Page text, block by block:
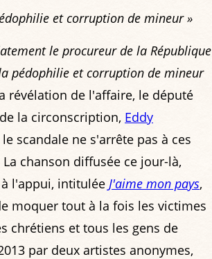
et corruption de mineur »
le procureur de la République
pédophilie et corruption de mineur
révélation de l'affaire, le député
la circonscription, Eddy
scandale ne s'arrête pas à ces
chanson diffusée ce jour-là,
l'appui, intitulée J'aime mon pays,
moquer tout à la fois les victimes
chrétiens et tous les gens de
par deux artistes anonymes,